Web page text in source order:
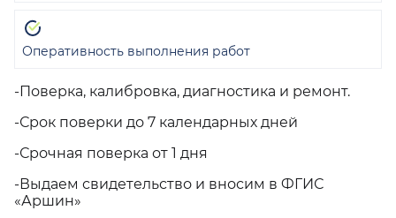
-Поверка, калибровка, диагностика и ремонт.
-Срок поверки до 7 календарных дней
-Срочная поверка от 1 дня
-Выдаем свидетельство и вносим в ФГИС
«Аршин»
Оперативность выполнения работ